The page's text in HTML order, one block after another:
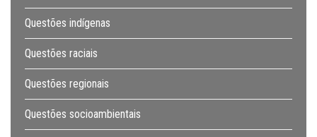
Questões indígenas
Questões raciais
Questões regionais
Questões socioambientais